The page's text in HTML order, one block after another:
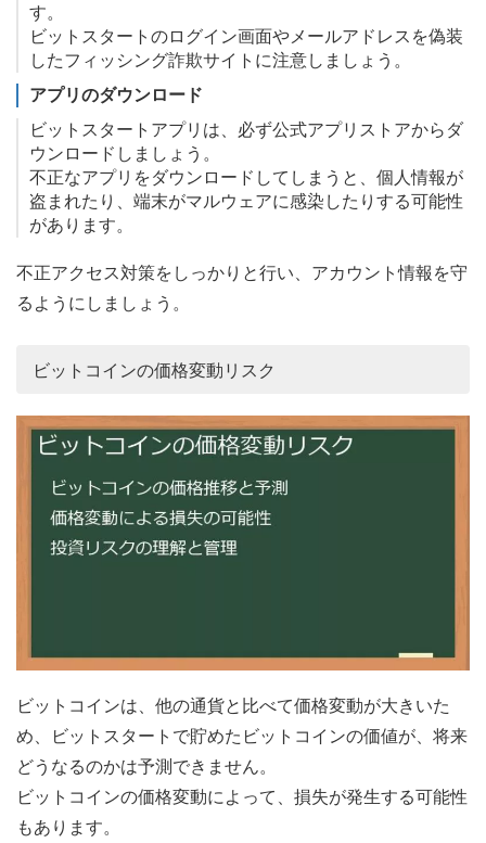
す。
ビットスタートのログイン画面やメールアドレスを偽装
したフィッシング詐欺サイトに注意しましょう。
アプリのダウンロード
ビットスタートアプリは、必ず公式アプリストアからダ
ウンロードしましょう。
不正なアプリをダウンロードしてしまうと、個人情報が
盗まれたり、端末がマルウェアに感染したりする可能性
があります。
不正アクセス対策をしっかりと行い、アカウント情報を守
るようにしましょう。
ビットコインの価格変動リスク
ビットコインは、他の通貨と比べて価格変動が大きいた
め、ビットスタートで貯めたビットコインの価値が、将来
どうなるのかは予測できません。
ビットコインの価格変動によって、損失が発生する可能性
もあります。